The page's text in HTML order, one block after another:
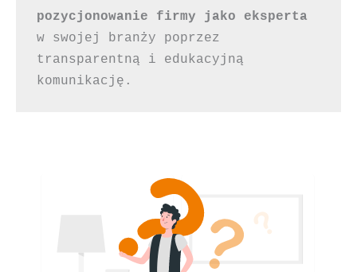
pozycjonowanie firmy jako eksperta
w swojej branży poprzez
transparentną i edukacyjną
komunikację.